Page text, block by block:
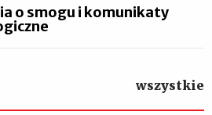
o smogu i komunikaty
wszystkie